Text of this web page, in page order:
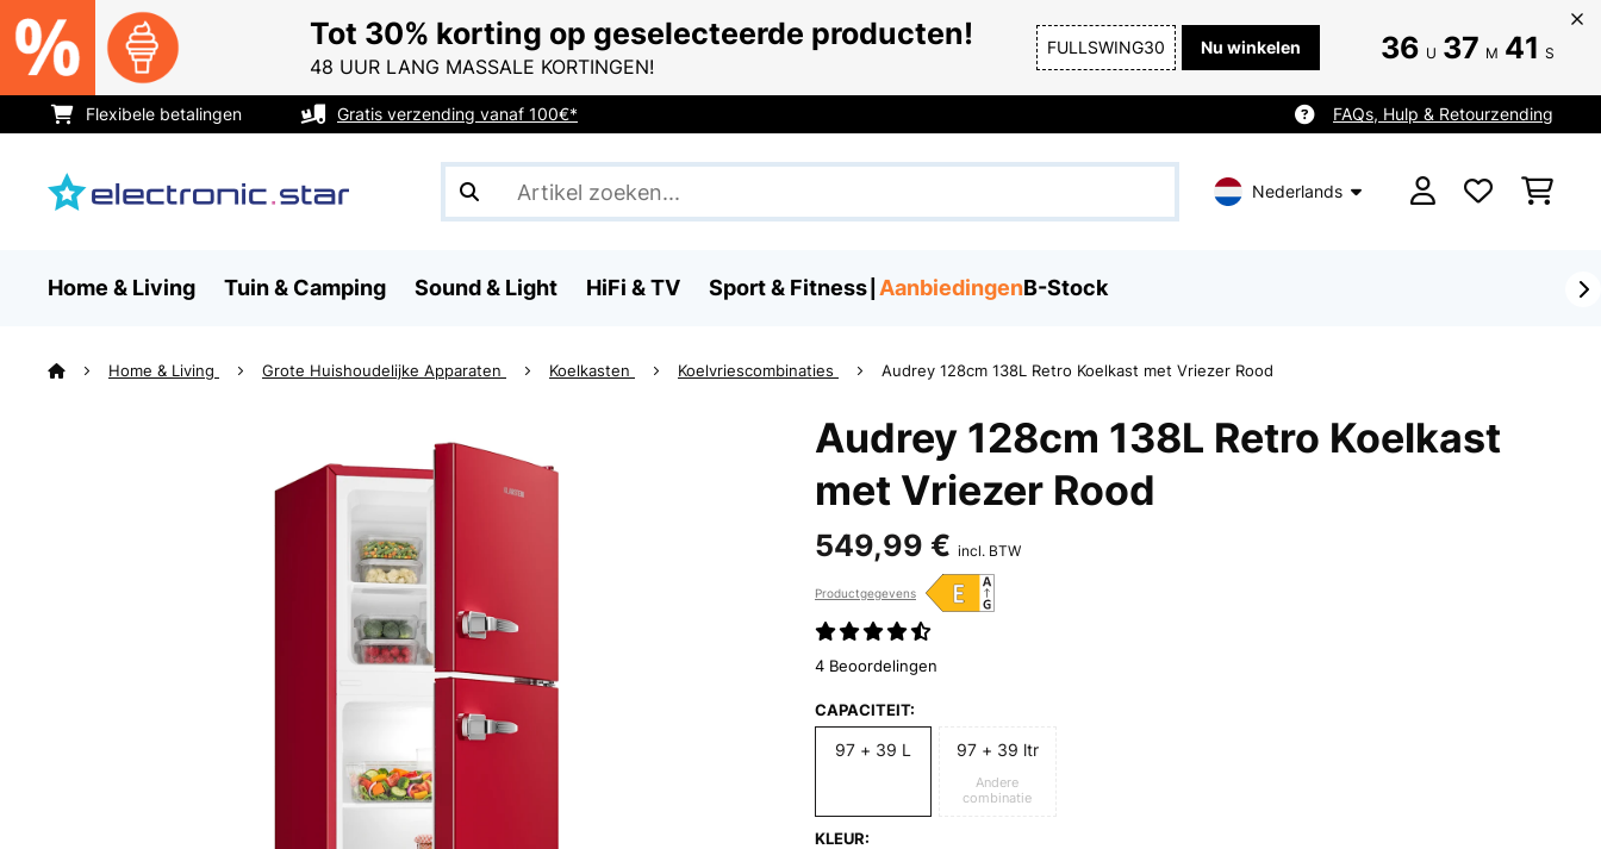
Tot 30% korting op geselecteerde producten!
48 UUR LANG MASSALE KORTINGEN!
FULLSWING30 Nu winkelen 36 U 37 M 41 S
Flexibele betalingen Gratis verzending vanaf 100€* FAQs, Hulp & Retourzending
Nederlands
Home & Living Tuin & Camping Sound & Light HiFi & TV Sport & Fitness AanbiedingenB-Stock
Home & Living Grote Huishoudelijke Apparaten Koelkasten Koelvriescombinaties Audrey 128cm 138L Retro Koelkast met Vriezer Rood
Audrey 128cm 138L Retro Koelkast
met Vriezer Rood
549,99 € incl. BTW
Productgegevens
4 Beoordelingen
CAPACITEIT:
97 + 39 L 97 + 39 ltr
Andere
combinatie
KLEUR: